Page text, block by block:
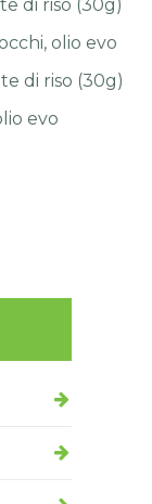
di riso (30g)
olio evo
di riso (30g)
evo